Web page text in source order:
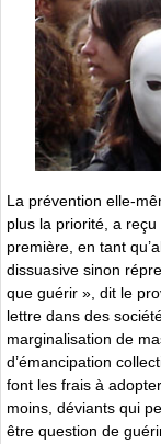
La prévention elle-
plus la priorité, a
première, en tant
dissuasive sinon
que guérir », dit le
lettre dans des
marginalisation de
d’émancipation
font les frais à
moins, déviants qui
être question de